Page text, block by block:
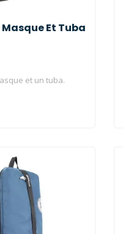
Et Tuba
et un tuba.